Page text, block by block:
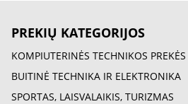
PREKIŲ KATEGORIJOS
KOMPIUTERINĖS TECHNIKOS PREKĖS
BUITINĖ TECHNIKA IR ELEKTRONIKA
SPORTAS, LAISVALAIKIS, TURIZMAS